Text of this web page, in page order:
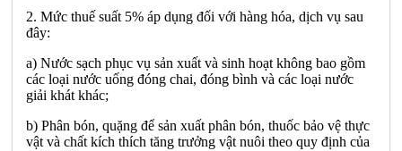
2. Mức thuế suất 5% áp dụng đối với hàng hóa, dịch vụ sau
đây:
a) Nước sạch phục vụ sản xuất và sinh hoạt không bao gồm
các loại nước uống đóng chai, đóng bình và các loại nước
giải khát khác;
b) Phân bón, quặng để sản xuất phân bón, thuốc bảo vệ thực
vật và chất kích thích tăng trưởng vật nuôi theo quy định của